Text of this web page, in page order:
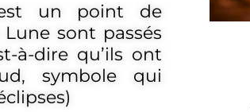
un point de
sont passés
à-dire qu’ils ont
symbole qui